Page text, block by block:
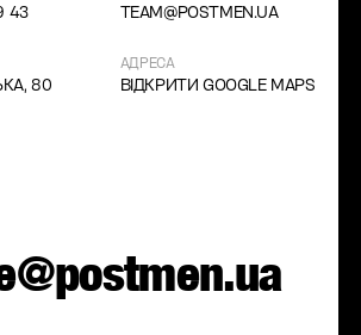
43 TEAM@POSTMEN.UA
80
АДРЕСА
ВІДКРИТИ GOOGLE MAPS